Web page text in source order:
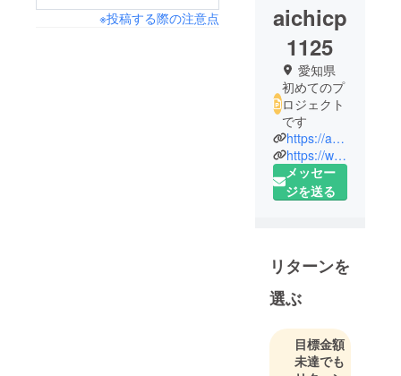
※投稿する際の注意点
aichicp
1125
愛知県
初めてのプ
ロジェクト
です
https://ameblo.jp/aichi-cp1125/
https://www.facebook.com/aichi.cp/
メッセー
ジを送る
リターンを
選ぶ
目標金額
未達でも